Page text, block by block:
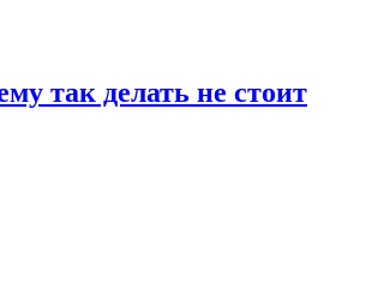
так делать не стоит